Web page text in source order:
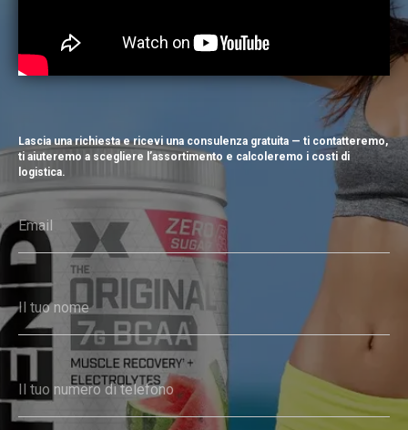
Lascia una richiesta e ricevi una consulenza gratuita — ti contatteremo,
ti aiuteremo a scegliere l’assortimento e calcoleremo i costi di
logistica.